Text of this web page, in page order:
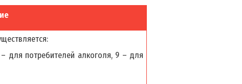
для потребителей алкоголя, 9 – для